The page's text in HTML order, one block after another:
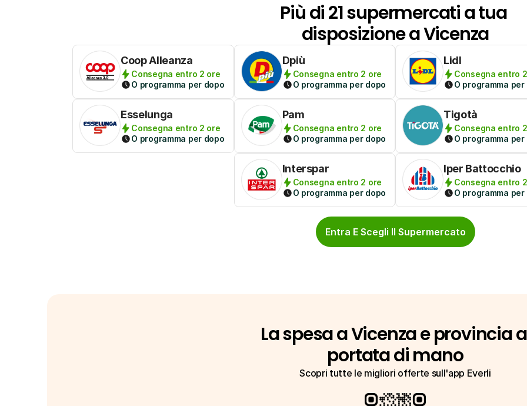
Più di 21 supermercati a tua
disposizione a Vicenza
Coop Alleanza
Consegna entro 2 ore
O programma per dopo
Dpiù
Consegna entro 2 ore
O programma per dopo
Lidl
Consegna entro
O programma per
Esselunga
Consegna entro 2 ore
O programma per dopo
Pam
Consegna entro 2 ore
O programma per dopo
Tigotà
Consegna entro
O programma per
Interspar
Consegna entro 2 ore
O programma per dopo
Iper Battocchio
Consegna entro
O programma per
Entra E Scegli Il Supermercato
La spesa a Vicenza e provincia a
portata di mano
Scopri tutte le migliori offerte sull'app Everli